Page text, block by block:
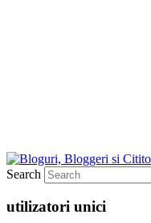
Search
utilizatori unici